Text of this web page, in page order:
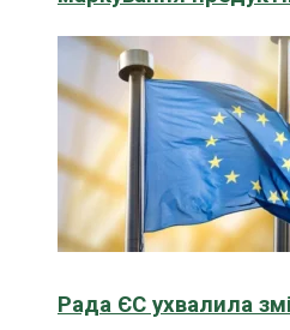
Рада ЄС ухвалила